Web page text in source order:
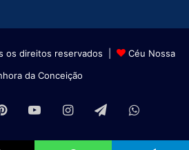
os direitos reservados |
Céu Nossa
da Conceição
PinterestYouTubeInstagramTelegram